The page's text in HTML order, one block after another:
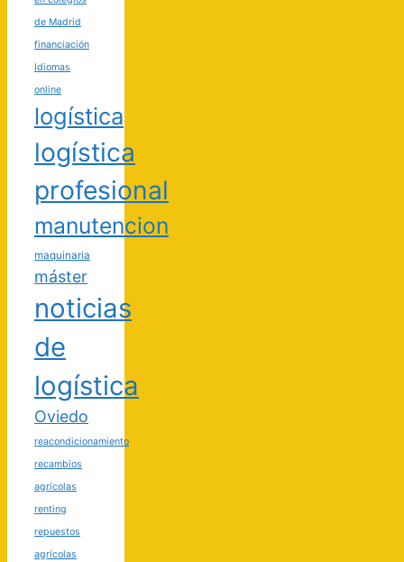
de Madrid
financiación
Idiomas
online
logística
logística
profesional
manutencion
maquinaria
máster
noticias
de
logística
Oviedo
reacondicionamiento
recambios
agrícolas
renting
repuestos
agrícolas